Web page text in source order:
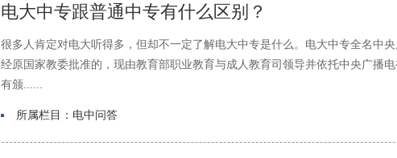
电大中专跟普通中专有什么区别？
很多人肯定对电大听得多，但却不一定了解电大中专是什么。电大中专全名中
经原国家教委批准的，现由教育部职业教育与成人教育司领导并依托中央广播
有颁......
所属栏目：电中问答